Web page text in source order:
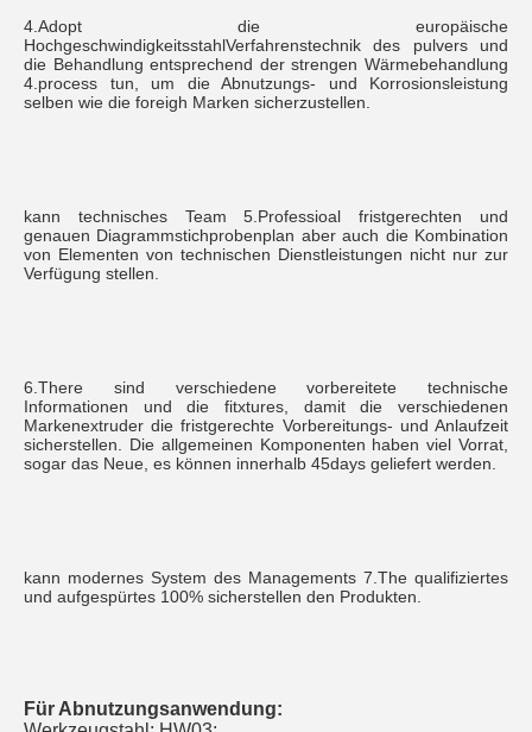
4.Adopt die europäische
HochgeschwindigkeitsstahlVerfahrenstechnik des pulvers und
die Behandlung entsprechend der strengen Wärmebehandlung
4.process tun, um die Abnutzungs- und Korrosionsleistung
selben wie die foreigh Marken sicherzustellen.
kann technisches Team 5.Professioal fristgerechten und
genauen Diagrammstichprobenplan aber auch die Kombination
von Elementen von technischen Dienstleistungen nicht nur zur
Verfügung stellen.
6.There sind verschiedene vorbereitete technische
Informationen und die fitxtures, damit die verschiedenen
Markenextruder die fristgerechte Vorbereitungs- und Anlaufzeit
sicherstellen. Die allgemeinen Komponenten haben viel Vorrat,
sogar das Neue, es können innerhalb 45days geliefert werden.
kann modernes System des Managements 7.The qualifiziertes
und aufgespürtes 100% sicherstellen den Produkten.
Für Abnutzungsanwendung: